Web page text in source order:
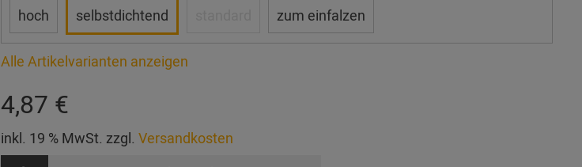
hoch selbstdichtend zum einfalzen
Alle Artikelvarianten anzeigen
4,87 €
inkl. 19 % MwSt. zzgl. Versandkosten